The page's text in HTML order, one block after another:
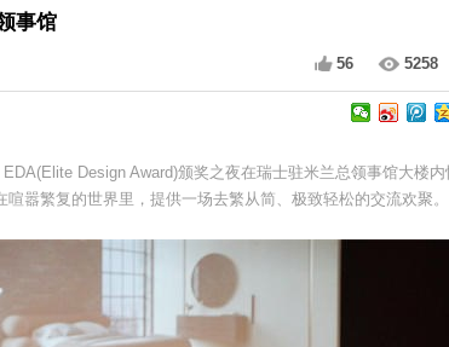
事馆
5258
56
Design Award)颁奖之夜在瑞士驻米兰总领事馆大楼内
嚣繁复的世界里，提供一场去繁从简、极致轻松的交流欢聚。